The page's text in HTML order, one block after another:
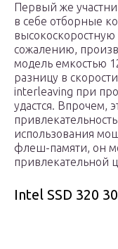
Первый же
в себе отборные
сожалению,
модель емкостью
разницу в
interleaving при
удастся. Впрочем,
использования
флеш-памяти, он
привлекательной
Intel SSD 320